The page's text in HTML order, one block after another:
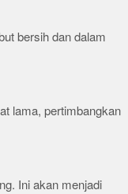
bersih dan dalam
lama, pertimbangkan
Ini akan menjadi